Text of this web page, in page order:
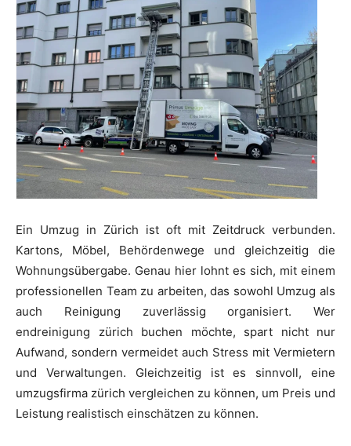
Ein Umzug in Zürich ist oft mit Zeitdruck verbunden.
Kartons, Möbel, Behördenwege und gleichzeitig die
Wohnungsübergabe. Genau hier lohnt es sich, mit einem
professionellen Team zu arbeiten, das sowohl Umzug als
auch Reinigung zuverlässig organisiert. Wer
endreinigung zürich buchen möchte, spart nicht nur
Aufwand, sondern vermeidet auch Stress mit Vermietern
und Verwaltungen. Gleichzeitig ist es sinnvoll, eine
umzugsfirma zürich vergleichen zu können, um Preis und
Leistung realistisch einschätzen zu können.